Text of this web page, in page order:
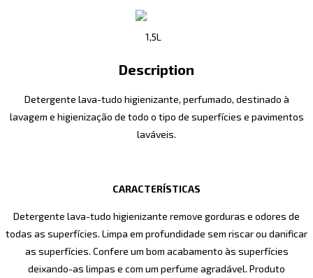
1,5L
Description
Detergente lava-tudo higienizante, perfumado, destinado à
lavagem e higienização de todo o tipo de superfícies e pavimentos
laváveis.
CARACTERÍSTICAS
Detergente lava-tudo higienizante remove gorduras e odores de
todas as superfícies. Limpa em profundidade sem riscar ou danificar
as superfícies. Confere um bom acabamento às superfícies
deixando-as limpas e com um perfume agradável. Produto